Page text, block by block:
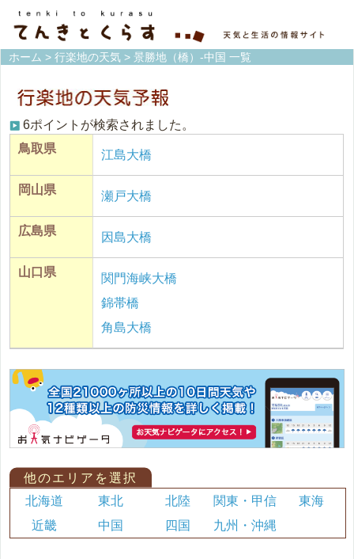
ホーム > 行楽地の天気 > 景勝地（橋）-中国 一覧
6ポイントが検索されました。
鳥取県
江島大橋
岡山県 瀬戸大橋
広島県 因島大橋
山口県
関門海峡大橋
錦帯橋
角島大橋
他のエリアを選択
北海道
東北 北陸 関東・甲信
東海
近畿
中国 四国 九州・沖縄